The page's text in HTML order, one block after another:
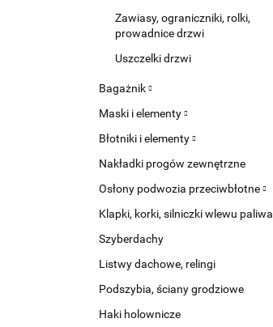
Zawiasy, ograniczniki, rolki,
prowadnice drzwi
Uszczelki drzwi
Bagażnik
Maski i elementy
Błotniki i elementy
Nakładki progów zewnętrzne
Osłony podwozia przeciwbłotne
Klapki, korki, silniczki wlewu paliwa
Szyberdachy
Listwy dachowe, relingi
Podszybia, ściany grodziowe
Haki holownicze